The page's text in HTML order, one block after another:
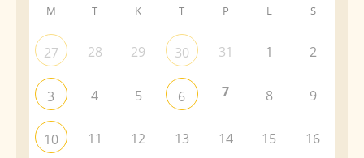
M T K T P L S
27 28 29 30 31 1 2
3 4 5 6 7 8 9
10 11 12 13 14 15 16